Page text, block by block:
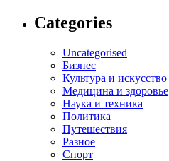
Categories
Uncategorised
Бизнес
Культура и искусство
Медицина и здоровье
Наука и техника
Политика
Путешествия
Разное
Спорт